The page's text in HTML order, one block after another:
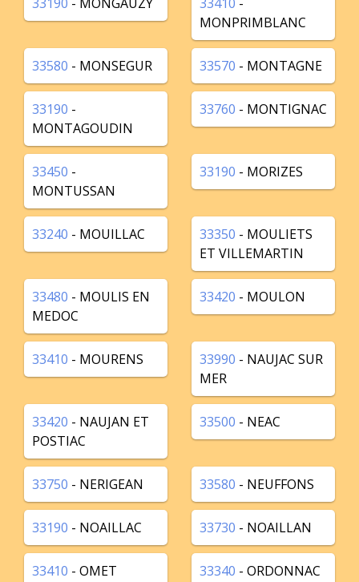
MONPRIMBLANC
33580 - MONSEGUR 33570 - MONTAGNE
33190 -
MONTAGOUDIN
33760 - MONTIGNAC
33450 -
MONTUSSAN
33190 - MORIZES
33240 - MOUILLAC 33350 - MOULIETS
ET VILLEMARTIN
33480 - MOULIS EN
MEDOC
33420 - MOULON
33410 - MOURENS 33990 - NAUJAC SUR
MER
33420 - NAUJAN ET
POSTIAC
33500 - NEAC
33750 - NERIGEAN 33580 - NEUFFONS
33190 - NOAILLAC 33730 - NOAILLAN
33410 - OMET 33340 - ORDONNAC